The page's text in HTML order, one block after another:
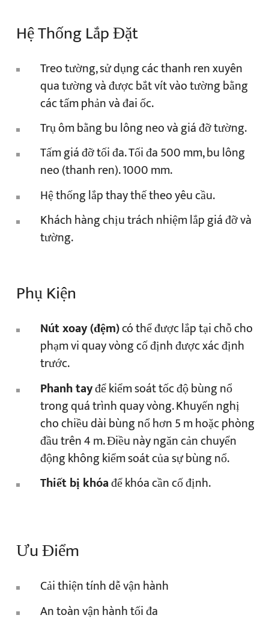
Hệ Thống Lắp Đặt
Treo tường, sử dụng các thanh ren xuyên
qua tường và được bắt vít vào tường bằng
các tấm phản và đai ốc.
Trụ ôm bằng bu lông neo và giá đỡ tường.
Tấm giá đỡ tối đa. Tối đa 500 mm, bu lông
neo (thanh ren). 1000 mm.
Hệ thống lắp thay thế theo yêu cầu.
Khách hàng chịu trách nhiệm lắp giá đỡ và
tường.
Phụ Kiện
Nút xoay (đệm)có thể được lắp tại chỗ cho
phạm vi quay vòng cố định được xác định
trước.
Phanh tayđể kiểm soát tốc độ bùng nổ
trong quá trình quay vòng. Khuyến nghị
cho chiều dài bùng nổ hơn 5 m hoặc phòng
đầu trên 4 m. Điều này ngăn cản chuyển
động không kiểm soát của sự bùng nổ.
Thiết bị khóađể khóa cần cố định.
Ưu Điểm
Cải thiện tính dễ vận hành
An toàn vận hành tối đa